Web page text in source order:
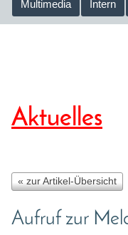
Multimedia Intern
Aktuelles
« zur Artikel-Übersicht
Aufruf zur